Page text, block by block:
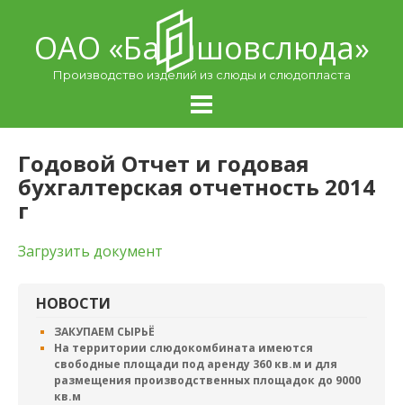
contentОАО «Балашовcлюда»
Производство изделий из слюды и слюдопласта
Годовой Отчет и годовая
бухгалтерская отчетность 2014
г
Загрузить документ
НОВОСТИ
ЗАКУПАЕМ СЫРЬЁ
На территории слюдокомбината имеются
свободные площади под аренду 360 кв.м и для
размещения производственных площадок до 9000
кв.м